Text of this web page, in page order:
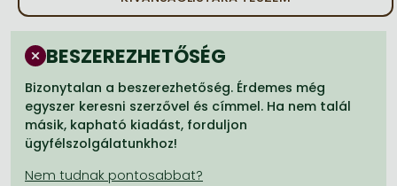
Frieren manga
One-Punch Man manga
BESZEREZHETŐSÉG
Bizonytalan a beszerezhetőség. Érdemes még
egyszer keresni szerzővel és címmel. Ha nem talál
másik, kapható kiadást, forduljon
ügyfélszolgálatunkhoz!